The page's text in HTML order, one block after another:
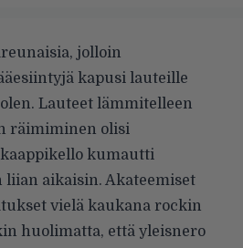
jolloin
kapusi lauteille
Lauteet lämmitelleen
räimiminen olisi
kumautti
liian aikaisin. Akateemiset
vielä kaukana rockin
huolimatta, että yleisnero